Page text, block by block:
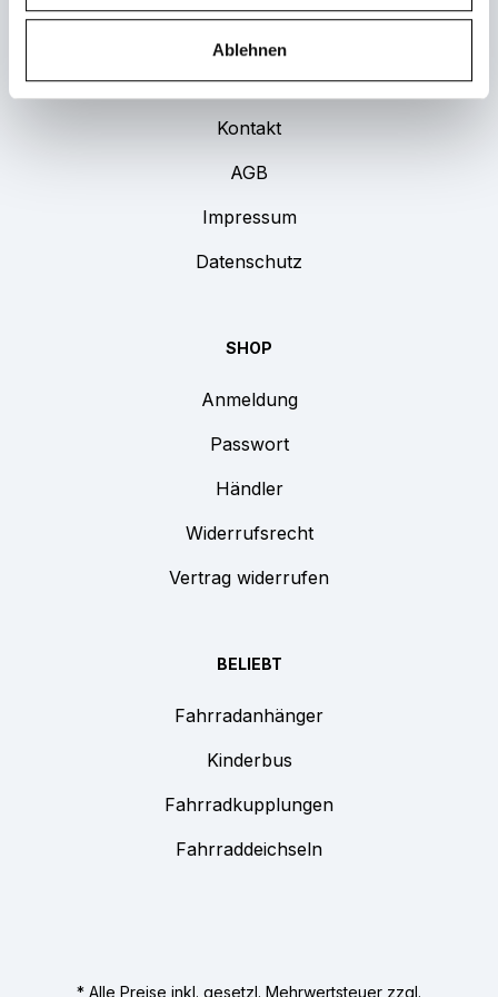
Ablehnen
UNTERNEHMEN
Kontakt
AGB
Impressum
Datenschutz
SHOP
Anmeldung
Passwort
Händler
Widerrufsrecht
Vertrag widerrufen
BELIEBT
Fahrradanhänger
Kinderbus
Fahrradkupplungen
Fahrraddeichseln
* Alle Preise inkl. gesetzl. Mehrwertsteuer zzgl.